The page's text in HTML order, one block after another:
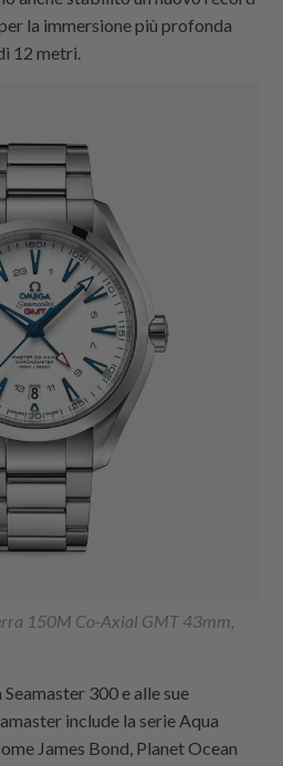
la immersione più profonda
12 metri.
150M Co-Axial GMT 43mm,
300 e alle sue
include la serie Aqua
James Bond, Planet Ocean